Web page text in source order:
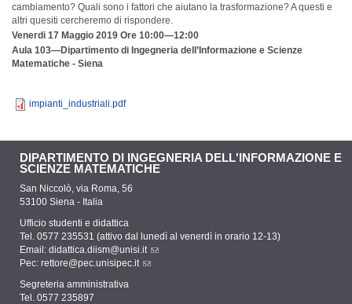
cambiamento? Quali sono i fattori che aiutano la trasformazione? A questi e
altri quesiti cercheremo di rispondere.
Venerdi 17 Maggio 2019 Ore 10:00—12:00
Aula 103—Dipartimento di Ingegneria dell’Informazione e Scienze
Matematiche - Siena
impianti_industriali.pdf
DIPARTIMENTO DI INGEGNERIA DELL'INFORMAZIONE E
SCIENZE MATEMATICHE
San Niccolò, via Roma, 56
53100 Siena - Italia
Ufficio studenti e didattica
Tel. 0577 235531 (attivo dal lunedì al venerdì in orario 12-13)
Email: didattica.diism@unisi.it
Pec: rettore@pec.unisipec.it
Segreteria amministrativa
Tel. 0577 235897